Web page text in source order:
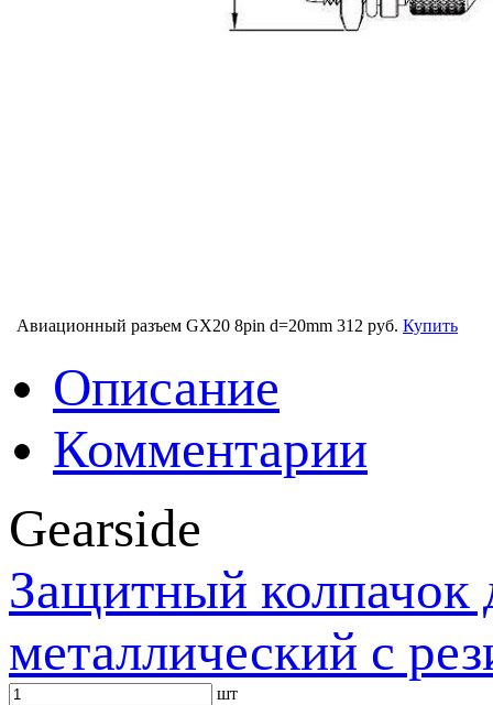
Авиационный разъем GX20 8pin d=20mm 312 руб. Купить
Описание
Комментарии
Gearside
Защитный колпачок
металлический с
шт